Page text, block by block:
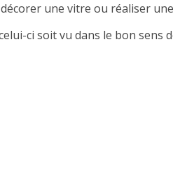
une vitre ou réaliser
ci soit vu dans le bon sens